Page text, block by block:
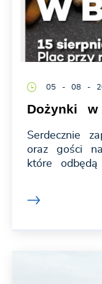
05 - 08 -
Dożynki
Serdecznie
oraz gości
które